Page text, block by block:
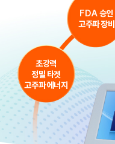
초강력
정밀 타겟
고주파 에너지
FDA 승인
고주파 장비